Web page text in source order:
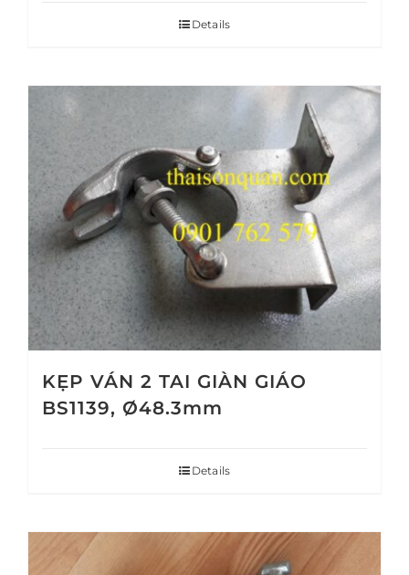
Details
KẸP VÁN 2 TAI GIÀN GIÁO
BS1139, Ø48.3mm
Details